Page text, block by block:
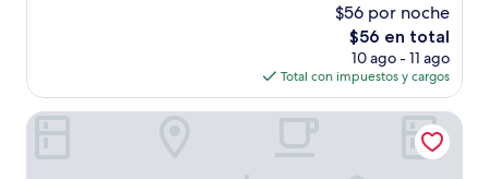
$56 por noche
El
precio
actual
es
de
$56 en total
10 ago - 11 ago
Total con impuestos y cargos
Picanha Grill Guest House & Events Venue